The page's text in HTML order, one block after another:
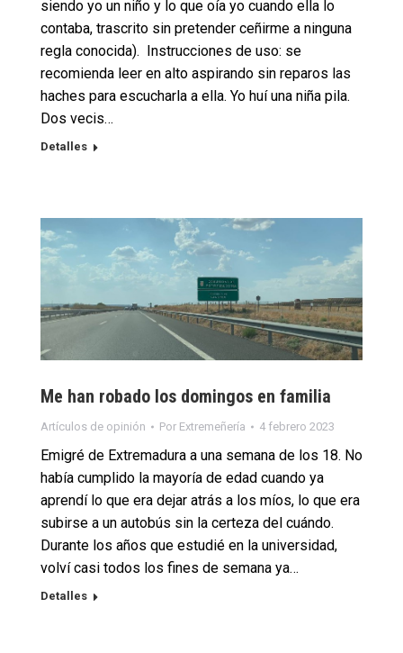
siendo yo un niño y lo que oía yo cuando ella lo
contaba, trascrito sin pretender ceñirme a ninguna
regla conocida). Instrucciones de uso: se
recomienda leer en alto aspirando sin reparos las
haches para escucharla a ella. Yo huí una niña pila.
Dos vecis…
Detalles
Me han robado los domingos en familia
Artículos de opinión Por Extremeñería 4 febrero 2023
Emigré de Extremadura a una semana de los 18. No
había cumplido la mayoría de edad cuando ya
aprendí lo que era dejar atrás a los míos, lo que era
subirse a un autobús sin la certeza del cuándo.
Durante los años que estudié en la universidad,
volví casi todos los fines de semana ya…
Detalles